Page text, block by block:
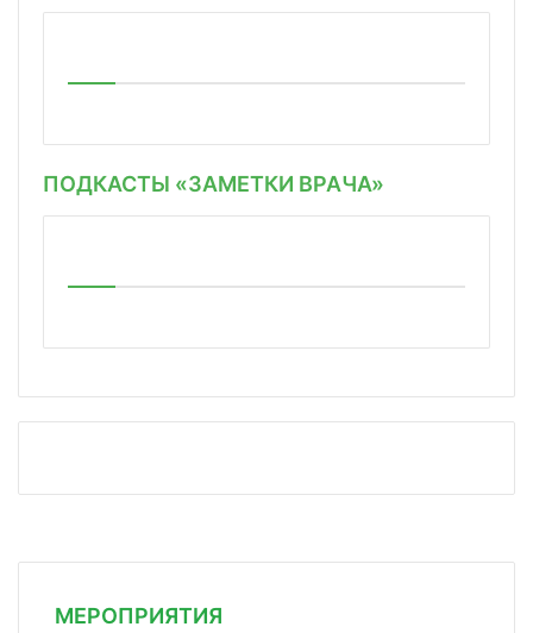
ПОДКАСТЫ «ЗАМЕТКИ ВРАЧА»
МЕРОПРИЯТИЯ